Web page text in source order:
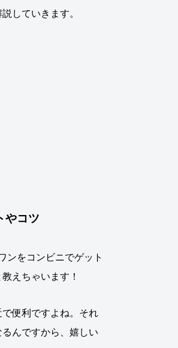
していきます。
やコツ
ンをコンビニでゲット
えちゃいます！
便利ですよね。それ
んですから、嬉しい